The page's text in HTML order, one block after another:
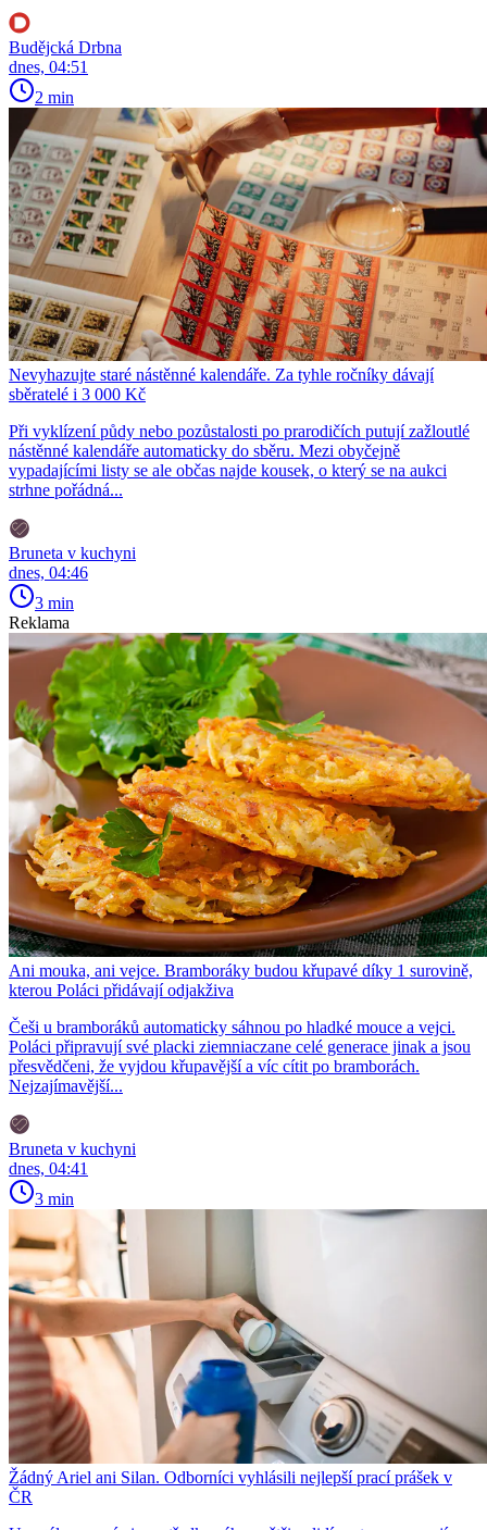
Budějcká Drbna
dnes, 04:51
2 min
Nevyhazujte staré nástěnné kalendáře. Za tyhle ročníky dávají
sběratelé i 3 000 Kč
Při vyklízení půdy nebo pozůstalosti po prarodičích putují zažloutlé
nástěnné kalendáře automaticky do sběru. Mezi obyčejně
vypadajícími listy se ale občas najde kousek, o který se na aukci
strhne pořádná...
Bruneta v kuchyni
dnes, 04:46
3 min
Reklama
Ani mouka, ani vejce. Bramboráky budou křupavé díky 1 surovině,
kterou Poláci přidávají odjakživa
Češi u bramboráků automaticky sáhnou po hladké mouce a vejci.
Poláci připravují své placki ziemniaczane celé generace jinak a jsou
přesvědčeni, že vyjdou křupavější a víc cítit po bramborách.
Nejzajímavější...
Bruneta v kuchyni
dnes, 04:41
3 min
Žádný Ariel ani Silan. Odborníci vyhlásili nejlepší prací prášek v
ČR